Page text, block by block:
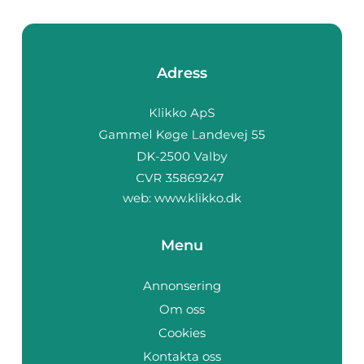
Adress
web: www.klikko.dk
Menu
Annonsering
Om oss
Cookies
Kontakta oss